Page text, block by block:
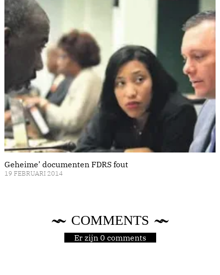
Geheime’ documenten FDRS fout
19 FEBRUARI 2014
COMMENTS
Er zijn 0 comments